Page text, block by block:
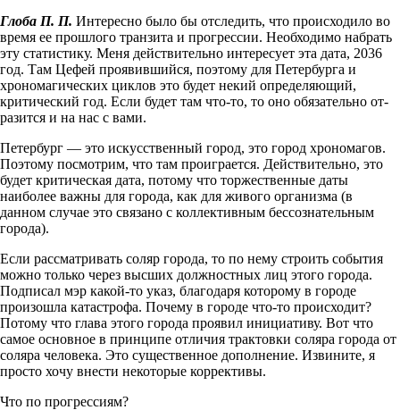
Глоба П. П. Интересно было бы отследить, что происходило во
время ее прошлого транзита и прогрессии. Необходимо набрать
эту статистику. Меня действительно интересует эта дата, 2036
год. Там Цефей проявившийся, поэтому для Петербур­га и
хрономагических циклов это будет некий определяющий,
критический год. Если будет там что-то, то оно обязательно от­
разится и на нас с вами.
Петербург — это искусственный город, это город хрономагов.
Поэтому посмотрим, что там проиграется. Действительно, это
будет критическая дата, потому что торжественные даты
наиболее важны для города, как для живого организма (в
данном случае это связано с коллективным бессознательным
города).
Если рассматривать соляр города, то по нему строить события
можно только через высших должностных лиц этого города.
Подписал мэр какой-то указ, благодаря которому в городе
произошла катастрофа. Почему в городе что-то происходит?
Потому что глава этого города проявил инициативу. Вот что
самое основное в принципе отличия трактовки соляра города от
соляра человека. Это существенное дополнение. Извините, я
просто хочу внести некоторые коррективы.
Что по прогрессиям?